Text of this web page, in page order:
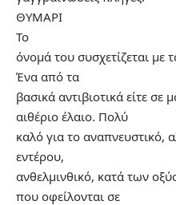
ΘΥΜΑΡΙ
Το
όνομά του συσχετίζεται με
Ένα από τα
βασικά αντιβιοτικά είτε
αιθέριο έλαιο. Πολύ
καλό για το αναπνευστικό,
εντέρου,
ανθελμινθικό, κατά των
που οφείλονται σε